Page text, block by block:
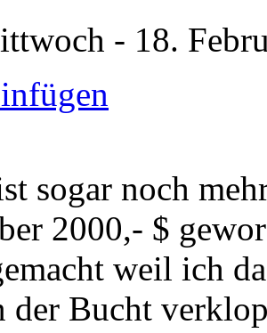
- 18.
sogar noch
2000,- $
weil ich
der Bucht